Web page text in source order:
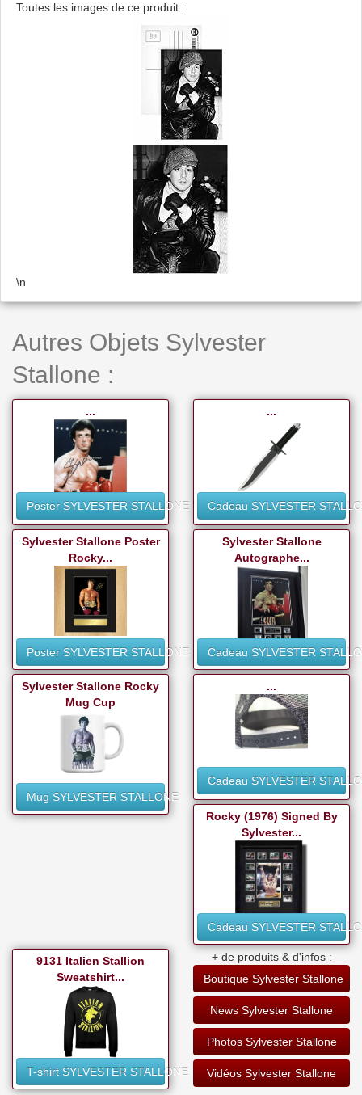
Toutes les images de ce produit :
\n
Autres Objets Sylvester
Stallone :
...
Poster SYLVESTER STALLONE
...
Cadeau SYLVESTER
Sylvester Stallone Poster
Rocky...
Poster SYLVESTER STALLONE
Sylvester Stallone
Autographe...
Cadeau SYLVESTER
Sylvester Stallone Rocky
Mug Cup
Mug SYLVESTER STALLONE
...
Cadeau SYLVESTER
Rocky (1976) Signed By
Sylvester...
Cadeau SYLVESTER
9131 Italien Stallion
Sweatshirt...
T-shirt SYLVESTER STALLONE
+ de produits & d'infos :
Boutique Sylvester Stallone
News Sylvester Stallone
Photos Sylvester Stallone
Vidéos Sylvester Stallone